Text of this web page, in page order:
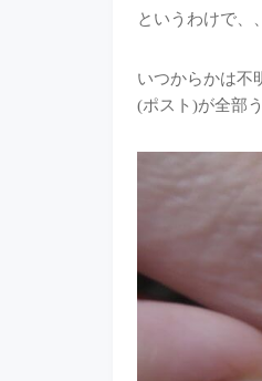
というわけで、
いつからかは不
(ポスト)が全部